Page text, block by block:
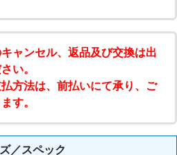
ャンセル、返品及び交換は出
い。
方法は、前払いにて承り、ご
す。
／スペック